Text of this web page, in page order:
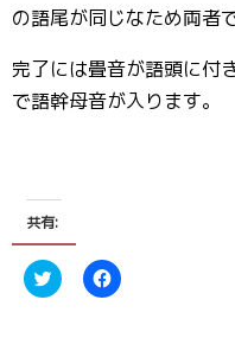
の語尾が同じなため両者
完了には畳音が語頭に付
で語幹母音が入ります。
共有:
ク
リ
F
a